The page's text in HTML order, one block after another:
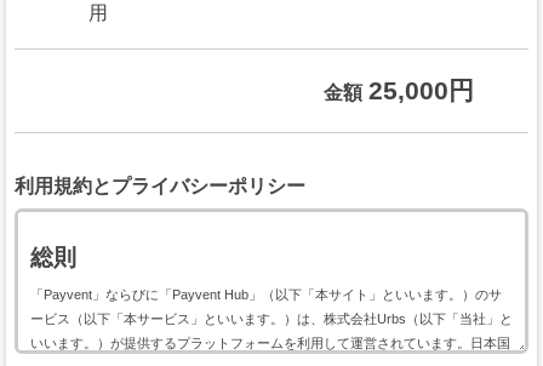
用
金額 25,000円
利用規約とプライバシーポリシー
総則
「Payvent」ならびに「Payvent Hub」（以下「本サイト」といいます。）のサ
ービス（以下「本サービス」といいます。）は、株式会社Urbs（以下「当社」と
いいます。）が提供するプラットフォームを利用して運営されています。日本国